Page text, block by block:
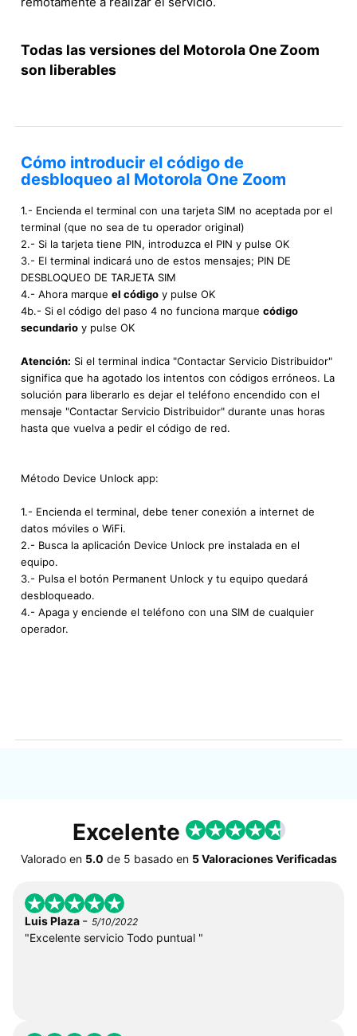
Todas las versiones del Motorola One Zoom
son liberables
Cómo introducir el código de
desbloqueo al Motorola One Zoom
1.- Encienda el terminal con una tarjeta SIM no aceptada por el
terminal (que no sea de tu operador original)
2.- Si la tarjeta tiene PIN, introduzca el PIN y pulse OK
3.- El terminal indicará uno de estos mensajes; PIN DE
DESBLOQUEO DE TARJETA SIM
4.- Ahora marque el código y pulse OK
4b.- Si el código del paso 4 no funciona marque código
secundario y pulse OK
Atención: Si el terminal indica "Contactar Servicio Distribuidor"
significa que ha agotado los intentos con códigos erróneos. La
solución para liberarlo es dejar el teléfono encendido con el
mensaje "Contactar Servicio Distribuidor" durante unas horas
hasta que vuelva a pedir el código de red.
Método Device Unlock app:
1.- Encienda el terminal, debe tener conexión a internet de
datos móviles o WiFi.
2.- Busca la aplicación Device Unlock pre instalada en el
equipo.
3.- Pulsa el botón Permanent Unlock y tu equipo quedará
desbloqueado.
4.- Apaga y enciende el teléfono con una SIM de cualquier
operador.
Excelente
Valorado en 5.0 de 5 basado en 5 Valoraciones Verificadas
Luis Plaza - 5/10/2022
"Excelente servicio Todo puntual "